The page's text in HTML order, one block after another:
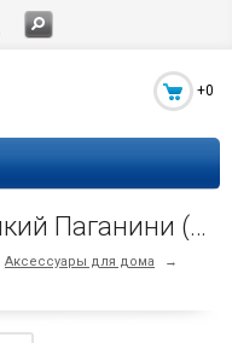
+0
Подарочный набор Великий Паганини (бронзовый, коричневый)
Аксессуары для дома
→